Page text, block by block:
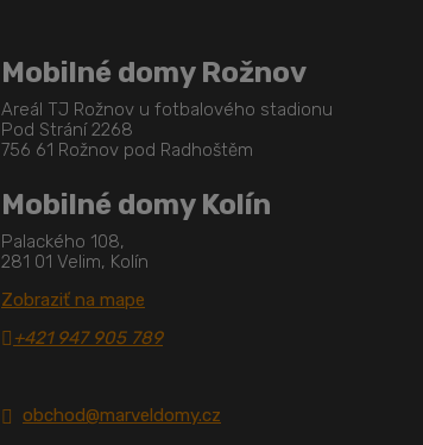
Mobilné domy Rožnov
Areál TJ Rožnov u fotbalového stadionu
Pod Strání 2268
756 61 Rožnov pod Radhoštěm
Mobilné domy Kolín
Palackého 108,
281 01 Velim, Kolín
Zobraziť na mape
+421 947 905 789
obchod@marveldomy.cz